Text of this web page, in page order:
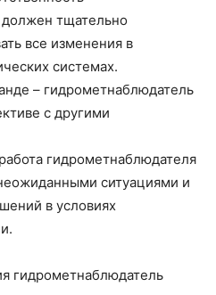
тщательно
все изменения в
системах.
– гидрометнаблюдатель
с другими
гидрометнаблюдателя
ситуациями и
в условиях
гидрометнаблюдатель